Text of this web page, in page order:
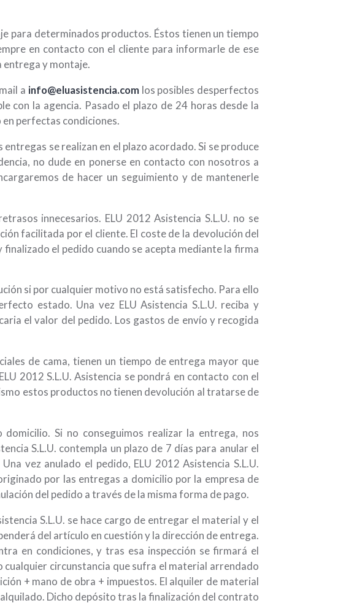
para determinados productos. Éstos tienen un tiempo
en contacto con el cliente para informarle de ese
entrega y montaje.
a info@eluasistencia.comlos posibles desperfectos
con la agencia. Pasado el plazo de 24 horas desde la
en perfectas condiciones.
se realizan en el plazo acordado. Si se produce
no dude en ponerse en contacto con nosotros a
de hacer un seguimiento y de mantenerle
innecesarios. ELU 2012 Asistencia S.L.U. no se
facilitada por el cliente. El coste de la devolución del
el pedido cuando se acepta mediante la firma
si por cualquier motivo no está satisfecho. Para ello
estado. Una vez ELU Asistencia S.L.U. reciba y
el valor del pedido. Los gastos de envío y recogida
de cama, tienen un tiempo de entrega mayor que
2012 S.L.U. Asistencia se pondrá en contacto con el
estos productos no tienen devolución al tratarse de
Si no conseguimos realizar la entrega, nos
S.L.U. contempla un plazo de 7 días para anular el
vez anulado el pedido, ELU 2012 Asistencia S.L.U.
por las entregas a domicilio por la empresa de
del pedido a través de la misma forma de pago.
S.L.U. se hace cargo de entregar el material y el
del artículo en cuestión y la dirección de entrega.
en condiciones, y tras esa inspección se firmará el
circunstancia que sufra el material arrendado
+ mano de obra + impuestos. El alquiler de material
Dicho depósito tras la finalización del contrato